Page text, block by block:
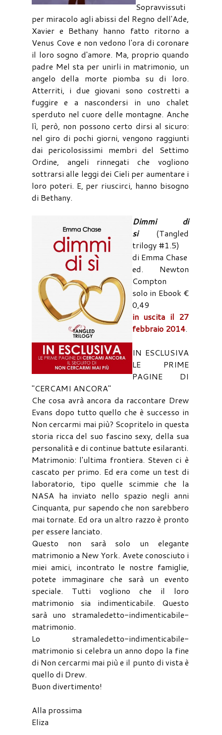
Sopravvissuti
per miracolo agli abissi del Regno dell'Ade,
Xavier e Bethany hanno fatto ritorno a
Venus Cove e non vedono l'ora di coronare
il loro sogno d'amore. Ma, proprio quando
padre Mel sta per unirli in matrimonio, un
angelo della morte piomba su di loro.
Atterriti, i due giovani sono costretti a
fuggire e a nascondersi in uno chalet
sperduto nel cuore delle montagne. Anche
lì, però, non possono certo dirsi al sicuro:
nel giro di pochi giorni, vengono raggiunti
dai pericolosissimi membri del Settimo
Ordine, angeli rinnegati che vogliono
sottrarsi alle leggi dei Cieli per aumentare i
loro poteri. E, per riuscirci, hanno bisogno
di Bethany.
Dimmi di
si(Tangled
trilogy #1.5)
di Emma Chase
ed. Newton
Compton
solo in Ebook €
0,49
in uscita il 27
febbraio 2014.
IN ESCLUSIVA
LE PRIME
PAGINE DI
"CERCAMI ANCORA"
Che cosa avrà ancora da raccontare Drew
Evans dopo tutto quello che è successo in
Non cercarmi mai più? Scopritelo in questa
storia ricca del suo fascino sexy, della sua
personalità e di continue battute esilaranti.
Matrimonio: l'ultima frontiera. Steven ci è
cascato per primo. Ed era come un test di
laboratorio, tipo quelle scimmie che la
NASA ha inviato nello spazio negli anni
Cinquanta, pur sapendo che non sarebbero
mai tornate. Ed ora un altro razzo è pronto
per essere lanciato.
Questo non sarà solo un elegante
matrimonio a New York. Avete conosciuto i
miei amici, incontrato le nostre famiglie,
potete immaginare che sarà un evento
speciale. Tutti vogliono che il loro
matrimonio sia indimenticabile. Questo
sarà uno stramaledetto-indimenticabile-
matrimonio.
Lo stramaledetto-indimenticabile-
matrimonio si celebra un anno dopo la fine
di Non cercarmi mai più e il punto di vista è
quello di Drew.
Buon divertimento!
Alla prossima
Eliza